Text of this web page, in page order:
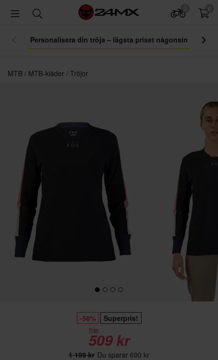
Personalisera din tröja – lägsta priset någonsin
MTB MTB-kläder Tröjor
-58% Superpris!
Från
509 kr
1 199 kr Du sparar 690 kr